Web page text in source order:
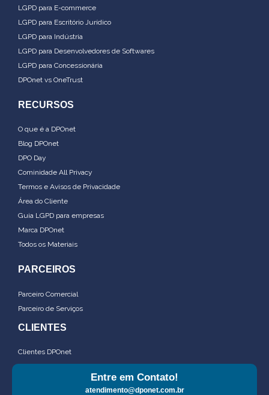
LGPD para E-commerce
LGPD para Escritório Jurídico
LGPD para Indústria
LGPD para Desenvolvedores de Softwares
LGPD para Concessionária
DPOnet vs OneTrust
RECURSOS
O que é a DPOnet
Blog DPOnet
DPO Day
Cominidade All Privacy
Termos e Avisos de Privacidade
Área do Cliente
Guia LGPD para empresas
Marca DPOnet
Todos os Materiais
PARCEIROS
Parceiro Comercial
Parceiro de Serviços
CLIENTES
Clientes DPOnet
Entre em Contato!
atendimento@dponet.com.br